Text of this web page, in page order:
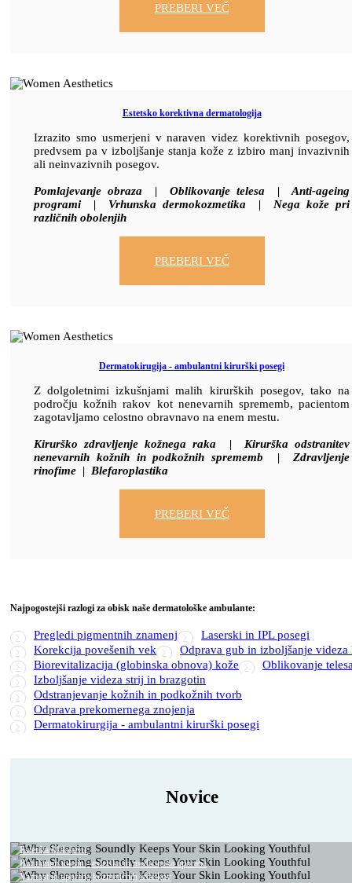
PREBERI VEČ
Estetsko korektivna dermatologija
Izrazito smo usmerjeni v naraven videz korektivnih posegov,
predvsem pa v izboljšanje stanja kože z izbiro manj invazivnih
ali neinvazivnih posegov.
Pomlajevanje obraza | Oblikovanje telesa | Anti-ageing
programi | Vrhunska dermokozmetika | Nega kože pri
različnih obolenjih
PREBERI VEČ
Dermatokirugija - ambulantni kirurški posegi
Z dolgoletnimi izkušnjami malih kirurških posegov, tako na
področju kožnih rakov kot nenevarnih sprememb, pacientom
zagotavljamo celostno obravnavo na enem mestu.
Kirurško zdravljenje kožnega raka | Kirurška odstranitev
nenevarnih kožnih in podkožnih sprememb | Zdravljenje
rinofime | Blefaroplastika
PREBERI VEČ
Najpogostejši razlogi za obisk naše dermatološke ambulante:
Pregledi pigmentnih znamenj
Laserski in IPL posegi
Korekcija povešenih vek
Odprava gub in izboljšanje videza
Biorevitalizacija (globinska obnova) kože
Oblikovanje
Izboljšanje videza strij in brazgotin
Odstranjevanje kožnih in podkožnih tvorb
Odprava prekomernega znojenja
Dermatokirurgija - ambulantni kirurški posegi
Novice
Estetika Milošević
Botulinum toksin - estetska in medicinska uporaba
10. Februar 2021
Varnost in uporaba kozmetičnih izdelkov
28. Januar 2021